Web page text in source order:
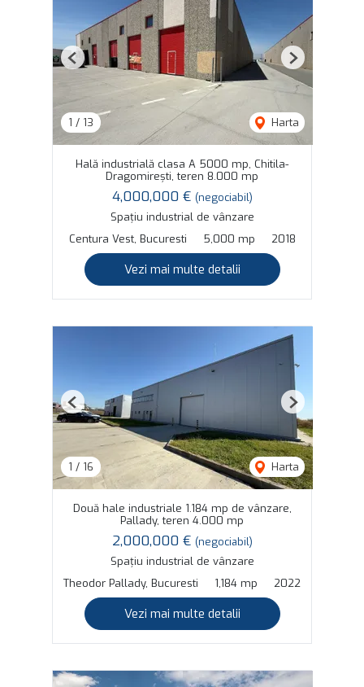
1 / 13 Harta
Previous Next
Hală industrială clasa A 5000 mp, Chitila-
Dragomirești, teren 8.000 mp
4,000,000 € (negociabil)
Spațiu industrial de vânzare
Centura Vest, Bucuresti
5,000 mp 2018
Vezi mai multe detalii
1 / 16 Harta
Previous Next
Două hale industriale 1.184 mp de vânzare,
Pallady, teren 4.000 mp
2,000,000 € (negociabil)
Spațiu industrial de vânzare
Theodor Pallady, Bucuresti
1,184 mp 2022
Vezi mai multe detalii